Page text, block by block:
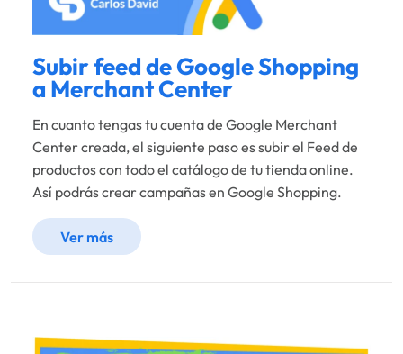
Subir feed de Google Shopping
a Merchant Center
En cuanto tengas tu cuenta de Google Merchant
Center creada, el siguiente paso es subir el Feed de
productos con todo el catálogo de tu tienda online.
Así podrás crear campañas en Google Shopping.
Ver más